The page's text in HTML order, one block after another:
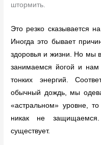
штормить.
Это резко сказывается
Иногда это бывает
здоровья и жизни. Но мы
занимаемся йогой и нам
тонких энергий.
обычный дождь, мы
«астральном» уровне,
никак не
существует.